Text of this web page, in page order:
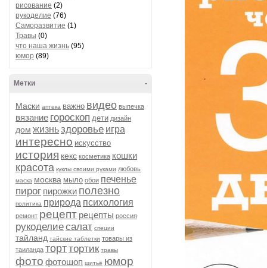
рисование (2)
рукоделие (76)
Саморазвитие (1)
Травы (0)
что наша жизнь (95)
юмор (89)
-
Метки
Маски аптека важно видео выпечка
вязание гороскоп дети дизайн
дом жизньздоровье игра
интересно искусство
история кекс косметика кошки
красота куклы своими руками любовь
маска москва мыло обои печенье
пирог пирожки полезно
политика природа психология
ремонт рецепт рецепты россия
рукоделиесалат специи
тайланд тайские таблетки товары из
таиланда торттортик травы
фото фотошоп шитьё юмор